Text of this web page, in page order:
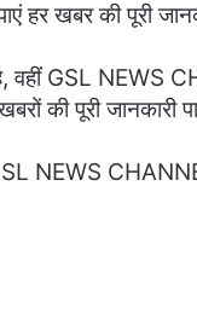
खबर की पूरी
वहीं GSL NEWS
की पूरी जानकारी
NEWS